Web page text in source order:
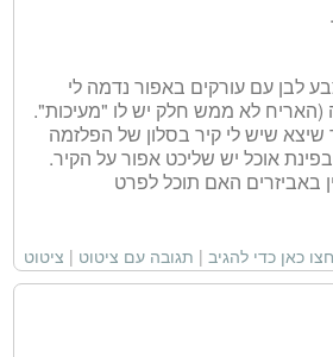
לבן עם עורקים באפור נדמה לי
חומה (האריח לא ממש חלק יש לו "מעיכות".
החלפנו את החלונות לצבע אפור כהה פרופיל 7000 כך שיצא שיש לי קיר בסלון של הפלזמה
אוכל יש שליכט אפור על הקיר.
באביזרים האם תוכל לפרט
כאן כדי להגיב | תגובה עם ציטוט | ציטוט